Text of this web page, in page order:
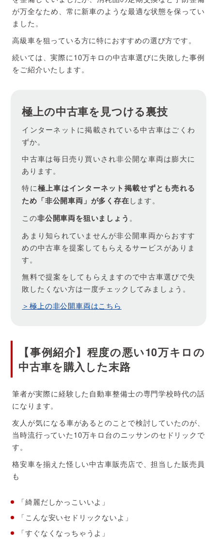
が万全なため、常に新車のような最適な状態を保ってい
ました。
高級車を狙っている方に特におすすめの選び方です。
続いては、実際に10万キロの中古車選びに失敗した事例
をご紹介いたします。
極上の中古車を見つける裏技
インターネットに掲載されている中古車はごくわ
ずか。
中古車は毎日売り買いされ非公開な車両は膨大に
あります。
特に極上車はインターネット掲載せずとも売れる
ため「非公開車両」が多く存在します。
この非公開車両を狙いましょう 。
あまり知られていませんが非公開車両からおすす
めの中古車を提案してもらえるサービスがありま
す。
無料で提案をしてもらえますので中古車選びで失
敗したくない方は一度チェックしてみましょう。
＞極上の非公開車両はこちら
【事例紹介】程度の悪い10万キロの
中古車を購入した末路
筆者が実際に経験した自動車整備士の専門学校時代の話
になります。
友人が気になる車があるとのことで検討していたのが、
当時流行っていた10万キロ台のニッサンのセドリックで
す。
格安車を揃えた怪しい中古車販売店で、担当した販売員
も
「綺麗だしかっこいいよ」
「こんな安いセドリックないよ」
「すぐなくなっちゃうよ」